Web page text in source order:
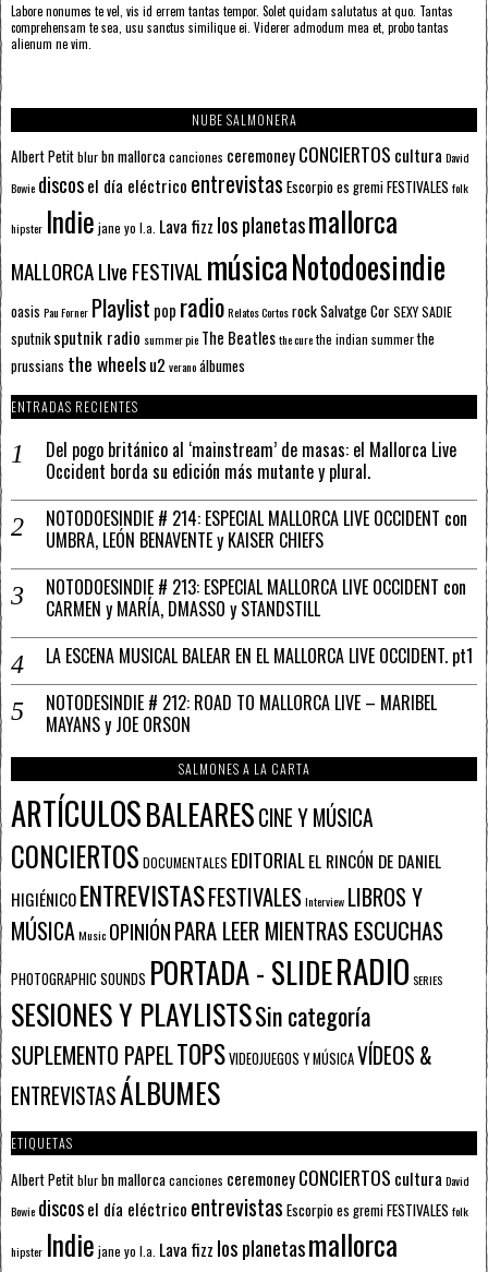
Labore nonumes te vel, vis id errem tantas tempor. Solet quidam salutatus at quo. Tantas
comprehensam te sea, usu sanctus similique ei. Viderer admodum mea et, probo tantas
alienum ne vim.
NUBE SALMONERA
Albert Petitblurbn mallorcacanciones ceremoneyCONCIERTOS cultura David
Bowie discosel día eléctrico entrevistas Escorpioes gremiFESTIVALES folk
hipster Indie jane yo l.a. Lava fizz los planetasmallorca
MALLORCA LIve FESTIVAL músicaNotodoesindie
oasis Pau Forner Playlist pop radioRelatos CortosrockSalvatge CorSEXY SADIE
sputnik sputnik radio summer pie The Beatlesthe curethe indian summerthe
prussians the wheelsu2 veranoálbumes
ENTRADAS RECIENTES
Del pogo británico al ‘mainstream’ de masas: el Mallorca Live
Occident borda su edición más mutante y plural.
NOTODOESINDIE # 214: ESPECIAL MALLORCA LIVE OCCIDENT con
UMBRA, LEÓN BENAVENTE y KAISER CHIEFS
NOTODOESINDIE # 213: ESPECIAL MALLORCA LIVE OCCIDENT con
CARMEN y MARÍA, DMASSO y STANDSTILL
LA ESCENA MUSICAL BALEAR EN EL MALLORCA LIVE OCCIDENT. pt1
NOTODESINDIE # 212: ROAD TO MALLORCA LIVE – MARIBEL
MAYANS y JOE ORSON
SALMONES A LA CARTA
ARTÍCULOSBALEARESCINE Y MÚSICA
CONCIERTOS DOCUMENTALES EDITORIALEL RINCÓN DE DANIEL
HIGIÉNICOENTREVISTASFESTIVALESInterview LIBROS Y
MÚSICAMusic OPINIÓNPARA LEER MIENTRAS ESCUCHAS
PHOTOGRAPHIC SOUNDS PORTADA - SLIDERADIO SERIES
SESIONES Y PLAYLISTSSin categoría
SUPLEMENTO PAPELTOPSVIDEOJUEGOS Y MÚSICAVÍDEOS &
ENTREVISTASÁLBUMES
ETIQUETAS
Albert Petitblurbn mallorcacanciones ceremoneyCONCIERTOS cultura David
Bowie discosel día eléctrico entrevistas Escorpioes gremiFESTIVALES folk
hipster Indie jane yo l.a. Lava fizz los planetasmallorca